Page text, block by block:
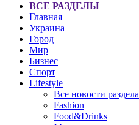
ВСЕ РАЗДЕЛЫ
Главная
Украина
Город
Мир
Бизнес
Спорт
Lifestyle
Все новости раздела
Fashion
Food&Drinks